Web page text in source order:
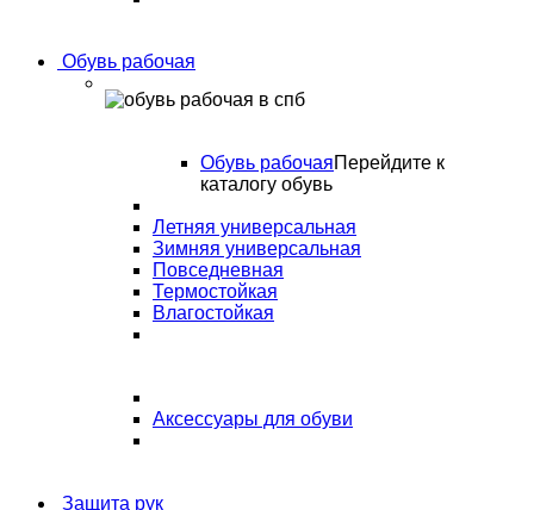
Обувь рабочая
Обувь рабочаяПерейдите к
каталогу обувь
Летняя универсальная
Зимняя универсальная
Повседневная
Термостойкая
Влагостойкая
Аксессуары для обуви
Защита рук